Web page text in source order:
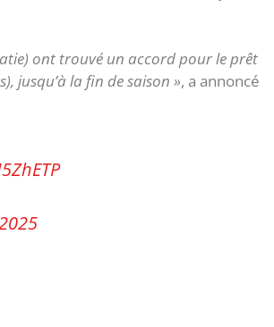
ont trouvé un accord pour le prêt
jusqu’à la fin de saison », a annoncé